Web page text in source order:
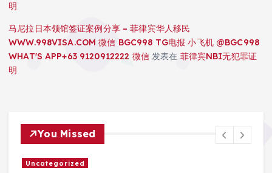
明
马尼拉日本领馆签证案例分享 – 菲律宾华人移民
WWW.998VISA.COM 微信 BGC998 TG电报 小飞机 @BGC998
WHAT'S APP+63 9120912222 微信发表在 菲律宾NBI无犯罪证
明
You Missed
Uncategorized